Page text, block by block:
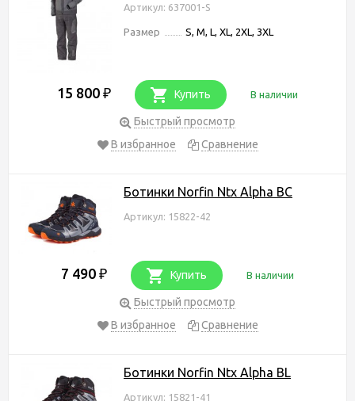
Артикул: 637001-S
Размер S, M, L, XL, 2XL, 3XL
15 800 ₽ Купить В наличии
Быстрый просмотр
В избранное
Сравнение
Ботинки Norfin Ntx Alpha BC
Артикул: 15822-42
7 490 ₽ Купить В наличии
Быстрый просмотр
В избранное
Сравнение
Ботинки Norfin Ntx Alpha BL
Артикул: 15821-41